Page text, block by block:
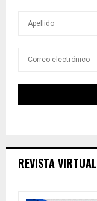
REVISTA VIRTUAL